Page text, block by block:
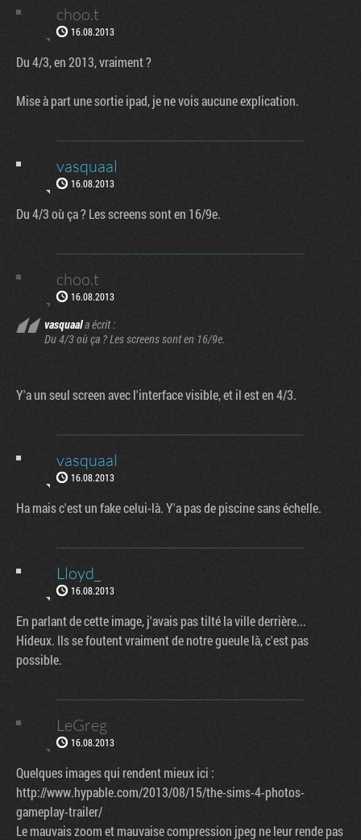
choo.t
16.08.2013
Du 4/3, en 2013, vraiment ?
Mise à part une sortie ipad, je ne vois aucune explication.
vasquaal
16.08.2013
Du 4/3 où ça ? Les screens sont en 16/9e.
choo.t
16.08.2013
vasquaala écrit :
Du 4/3 où ça ? Les screens sont en 16/9e.
Y'a un seul screen avec l'interface visible, et il est en 4/3.
vasquaal
16.08.2013
Ha mais c'est un fake celui-là. Y'a pas de piscine sans échelle.
Lloyd_
16.08.2013
En parlant de cette image, j'avais pas tilté la ville derrière...
Hideux. Ils se foutent vraiment de notre gueule là, c'est pas
possible.
LeGreg
16.08.2013
Quelques images qui rendent mieux ici :
http://www.hypable.com/2013/08/15/the-sims-4-photos-
gameplay-trailer/
Le mauvais zoom et mauvaise compression jpeg ne leur rende pas